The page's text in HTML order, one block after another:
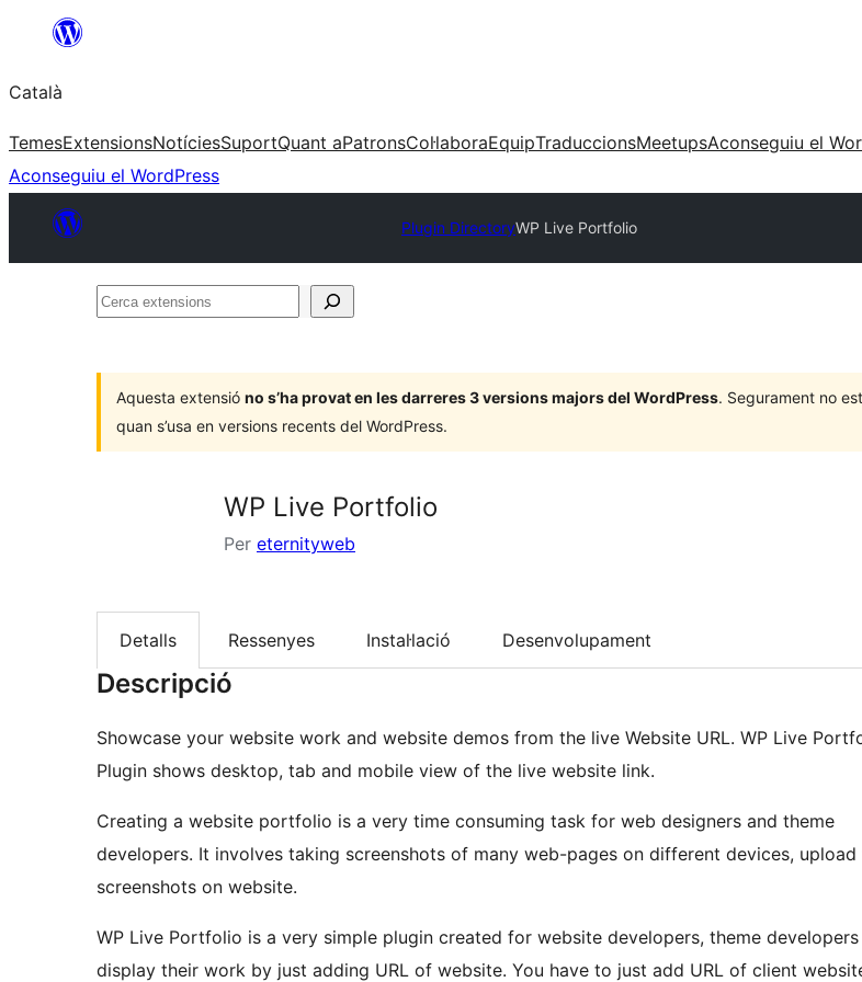
contingut
Català
TemesExtensionsNotíciesSuportQuant aPatronsCol·laboraEquipTraduccionsMeetupsAconseguiu el
Aconseguiu el WordPress
Plugin DirectoryWP Live Portfolio
Cerca
Aquesta extensió no s’ha provat en les darreres 3 versions majors del WordPress. Segurament no
quan s’usa en versions recents del WordPress.
WP Live Portfolio
Per eternityweb
Detalls Ressenyes Instal·lació Desenvolupament
Descripció
Showcase your website work and website demos from the live Website URL. WP Live
Plugin shows desktop, tab and mobile view of the live website link.
Creating a website portfolio is a very time consuming task for web designers and theme
developers. It involves taking screenshots of many web-pages on different devices, upload
screenshots on website.
WP Live Portfolio is a very simple plugin created for website developers, theme
display their work by just adding URL of website. You have to just add URL of client